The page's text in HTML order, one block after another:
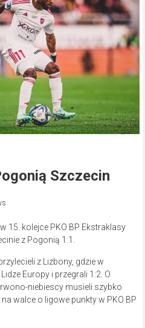
Szczecin
15. kolejce PKO BP Ekstraklasy
z Pogonią 1:1.
z Lizbony, gdzie w
Europy i przegrali 1:2. O
niebiescy musieli szybko
walce o ligowe punkty w PKO BP